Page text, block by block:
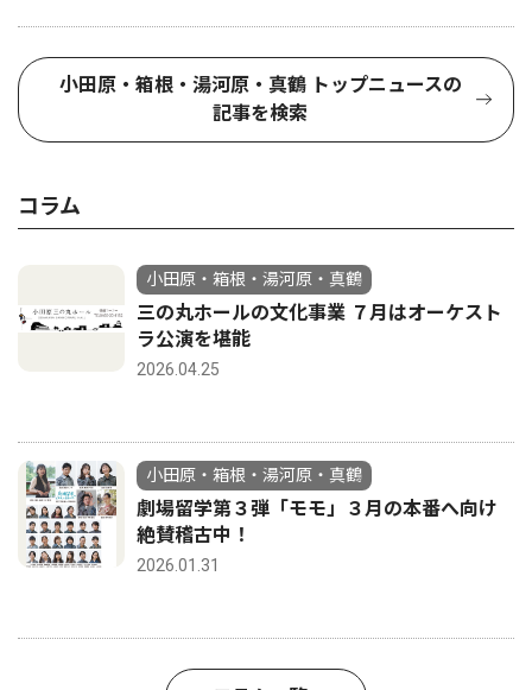
小田原・箱根・湯河原・真鶴 トップニュースの
記事を検索
コラム
小田原・箱根・湯河原・真鶴
三の丸ホールの文化事業 ７月はオーケスト
ラ公演を堪能
2026.04.25
小田原・箱根・湯河原・真鶴
劇場留学第３弾「モモ」３月の本番へ向け
絶賛稽古中！
2026.01.31